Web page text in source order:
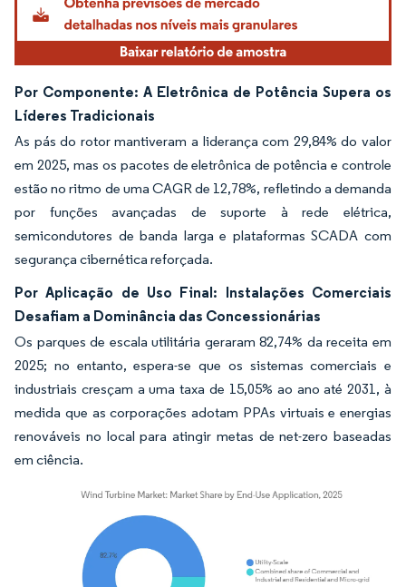
Por Componente: A Eletrônica de Potência Supera os
Líderes Tradicionais
As pás do rotor mantiveram a liderança com 29,84% do valor
em 2025, mas os pacotes de eletrônica de potência e controle
estão no ritmo de uma CAGR de 12,78%, refletindo a demanda
por funções avançadas de suporte à rede elétrica,
semicondutores de banda larga e plataformas SCADA com
segurança cibernética reforçada.
Por Aplicação de Uso Final: Instalações Comerciais
Desafiam a Dominância das Concessionárias
Os parques de escala utilitária geraram 82,74% da receita em
2025; no entanto, espera-se que os sistemas comerciais e
industriais cresçam a uma taxa de 15,05% ao ano até 2031, à
medida que as corporações adotam PPAs virtuais e energias
renováveis no local para atingir metas de net-zero baseadas
em ciência.